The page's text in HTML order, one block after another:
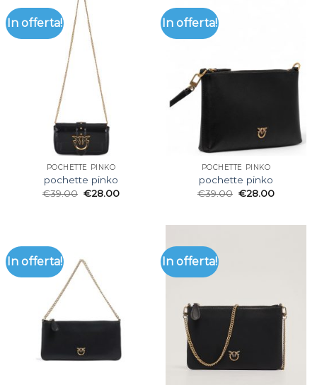
In offerta!
POCHETTE PINKO
pochette pinko
€39.00 €28.00
In offerta!
POCHETTE PINKO
pochette pinko
€39.00 €28.00
In offerta! In offerta!